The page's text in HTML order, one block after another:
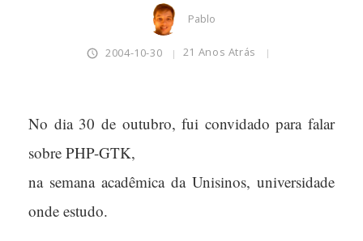
Pablo
2004-10-30 21 Anos Atrás
No dia 30 de outubro, fui convidado para falar
sobre PHP-GTK,
na semana acadêmica da Unisinos, universidade
onde estudo.